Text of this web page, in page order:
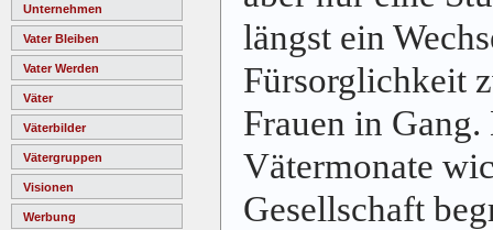
Unternehmen
Vater Bleiben
Vater Werden
Väter
Väterbilder
Vätergruppen
Visionen
Werbung
längst ein
Fürsorglichkeit
Frauen in
Vätermonate
Gesellschaft